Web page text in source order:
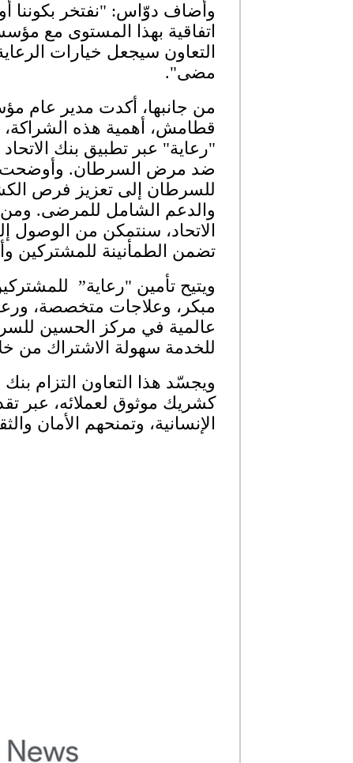
وأضاف دوّاس: "نفتخر بكوننا
اتفاقية بهذا المستوى مع
التعاون سيجعل خيارات
مضى".
من جانبها، أكدت مدير عام
قطامش، أهمية هذه الشراكة،
"رعاية" عبر تطبيق بنك
ضد مرض السرطان. وأوضحت
للسرطان إلى تعزيز فرص
والدعم الشامل للمرضى. ومن
الاتحاد، سنتمكن من الوصول
تضمن الطمأنينة للمشتركين
ويتيح تأمين "رعاية”
مبكر، وعلاجات متخصصة،
عالمية في مركز الحسين
للخدمة سهولة الاشتراك من
ويجسّد هذا التعاون التزام بنك
كشريك موثوق لعملائه، عبر
الإنسانية، وتمنحهم الأمان